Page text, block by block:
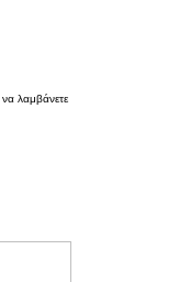
λαμβάνετε